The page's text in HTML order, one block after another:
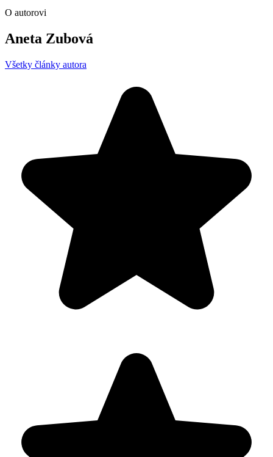
O autorovi
Aneta Zubová
Všetky články autora